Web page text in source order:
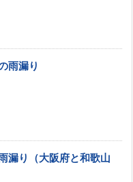
雨漏り
漏り（大阪府と和歌山